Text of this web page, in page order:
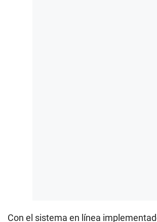
Con el sistema en línea